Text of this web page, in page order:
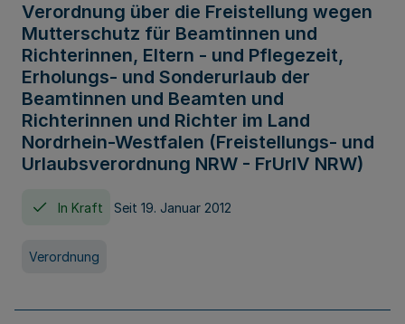
Verordnung über die Freistellung wegen
Mutterschutz für Beamtinnen und
Richterinnen, Eltern - und Pflegezeit,
Erholungs- und Sonderurlaub der
Beamtinnen und Beamten und
Richterinnen und Richter im Land
Nordrhein-Westfalen (Freistellungs- und
Urlaubsverordnung NRW - FrUrlV NRW)
In Kraft Seit 19. Januar 2012
Verordnung